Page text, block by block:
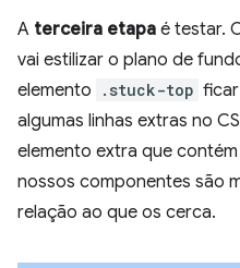
A terceira etapa é testar.
vai estilizar o plano de
elemento
.stuck-top
algumas linhas extras no
elemento extra que
nossos componentes são
relação ao que os cerca.